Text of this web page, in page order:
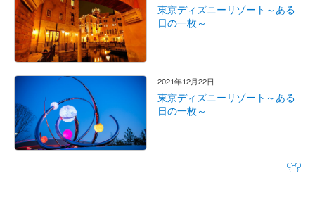
東京ディズニーリゾート～ある
日の一枚～
2021年12月22日
東京ディズニーリゾート～ある
日の一枚～